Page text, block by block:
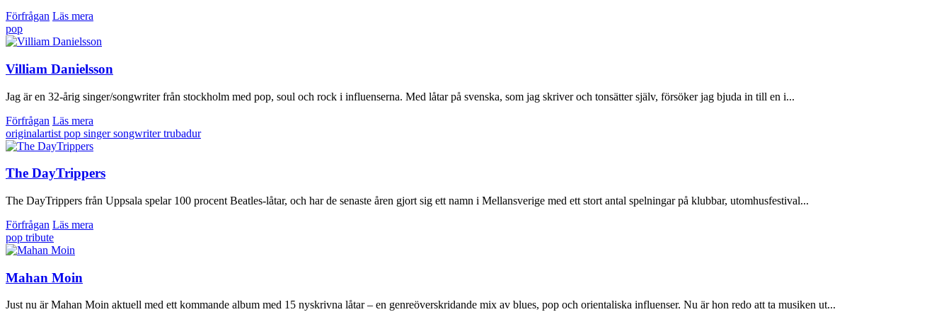
Förfrågan Läs mera
pop
Villiam Danielsson
Jag är en 32-årig singer/songwriter från stockholm med pop, soul och rock i influenserna. Med låtar på svenska, som jag skriver och tonsätter själv, försöker jag bjuda in till en i...
Förfrågan Läs mera
originalartist pop singer songwritertrubadur
The DayTrippers
The DayTrippers från Uppsala spelar 100 procent Beatles-låtar, och har de senaste åren gjort sig ett namn i Mellansverige med ett stort antal spelningar på klubbar, utomhusfestival...
Förfrågan Läs mera
pop tribute
Mahan Moin
Just nu är Mahan Moin aktuell med ett kommande album med 15 nyskrivna låtar – en genreöverskridande mix av blues, pop och orientaliska influenser. Nu är hon redo att ta musiken ut...